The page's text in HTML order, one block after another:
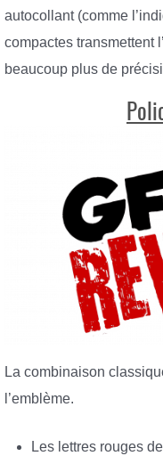
autocollant (comme
compactes transmettent
beaucoup plus de
La combinaison
l’emblème.
Les lettres rouges